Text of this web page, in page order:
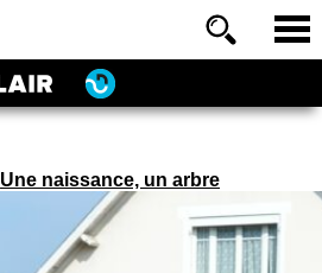
Une naissance, un arbre